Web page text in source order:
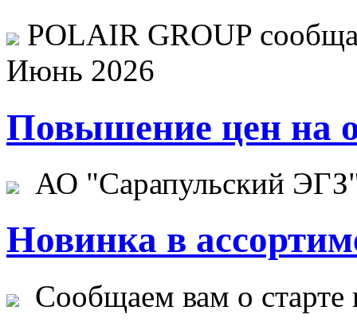
POLAIR GROUP
Июнь 2026
Повышение цен на
АО "Сарапульский
Новинка в
Сообщаем вам о старте